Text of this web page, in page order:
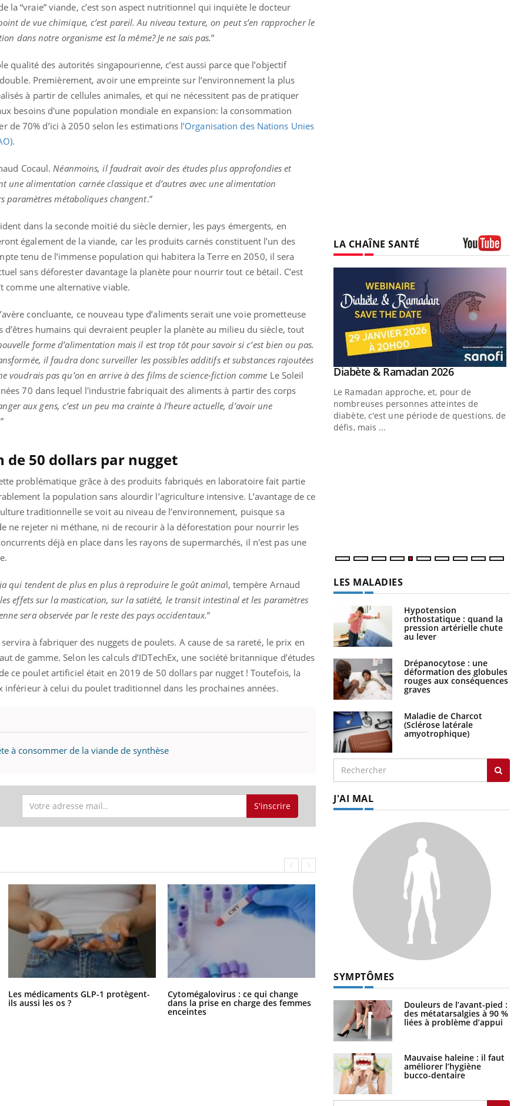
la “vraie” viande, c’est son aspect nutritionnel qui inquiète le docteur
de vue chimique, c’est pareil. Au niveau texture, on peut s’en rapprocher le
dans notre organisme est la même? Je ne sais pas.”
qualité des autorités singapourienne, c’est aussi parce que l’objectif
Premièrement, avoir une empreinte sur l’environnement la plus
à partir de cellules animales, et qui ne nécessitent pas de pratiquer
besoins d'une population mondiale en expansion: la consommation
de 70% d’ici à 2050 selon les estimations l’Organisation des Nations Unies
.
Cocaul. Néanmoins, il faudrait avoir des études plus approfondies et
une alimentation carnée classique et d’autres avec une alimentation
paramètres métaboliques changent.”
dans la seconde moitié du siècle dernier, les pays émergents, en
également de la viande, car les produits carnés constituent l’un des
tenu de l’immense population qui habitera la Terre en 2050, il sera
sans déforester davantage la planète pour nourrir tout ce bétail. C’est
comme une alternative viable.
concluante, ce nouveau type d’aliments serait une voie prometteuse
humains qui devraient peupler la planète au milieu du siècle, tout
forme d’alimentation mais il est trop tôt pour savoir si c’est bien ou pas.
il faudra donc surveiller les possibles additifs et substances rajoutées
voudrais pas qu’on en arrive à des films de science-fiction comme Le Soleil
70 dans lequel l'industrie fabriquait des aliments à partir des corps
aux gens, c’est un peu ma crainte à l’heure actuelle, d’avoir une
”
de 50 dollars par nugget
problématique grâce à des produits fabriqués en laboratoire fait partie
la population sans alourdir l’agriculture intensive. L’avantage de ce
traditionnelle se voit au niveau de l’environnement, puisque sa
ne rejeter ni méthane, ni de recourir à la déforestation pour nourrir les
déjà en place dans les rayons de supermarchés, il n'est pas une
qui tendent de plus en plus à reproduire le goût animal, tempère Arnaud
effets sur la mastication, sur la satiété, le transit intestinal et les paramètres
sera observée par le reste des pays occidentaux.”
à fabriquer des nuggets de poulets. A cause de sa rareté, le prix en
de gamme. Selon les calculs d’IDTechEx, une société britannique d’études
ce poulet artificiel était en 2019 de 50 dollars par nugget ! Toutefois, la
inférieur à celui du poulet traditionnel dans les prochaines années.
à consommer de la viande de synthèse
S'inscrire
Les médicaments GLP-1 protègent-
ils aussi les os ?
Cytomégalovirus : ce qui change
dans la prise en charge des femmes
enceintes
La sieste empêche-t-elle de dormir
la nuit ?
LA CHAÎNE SANTÉ
& Charge mentale : et si on
en parler??Youtube
l'insuline dans le diabète de type 2
entourée d'idées reçues chez les
comme parfois chez les soignants.
Youtube
Eczéma Chronique des Mains : se
préparer pour l’été !Youtube
L'été arrive… et avec lui, un tout nouveau
Youtube
Diabète & Ramadan 2026Youtube
Le Ramadan approche, et, pour de
nombreuses personnes atteintes de
diabète, c'est une période de questions, de
défis, mais ...
LES MALADIES
Hypotension
orthostatique : quand la
pression artérielle chute
au lever
Drépanocytose : une
déformation des globules
rouges aux conséquences
graves
Maladie de Charcot
(Sclérose latérale
amyotrophique)
J'AI MAL
SYMPTÔMES
Douleurs de l’avant-pied :
des métatarsalgies à 90 %
liées à problème d’appui
Mauvaise haleine : il faut
améliorer l’hygiène
bucco-dentaire